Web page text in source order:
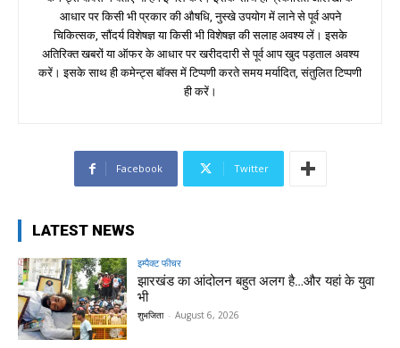
आधार पर किसी भी प्रकार की औषधि, नुस्खे उपयोग में लाने से पूर्व अपने
चिकित्सक, सौंदर्य विशेषज्ञ या किसी भी विशेषज्ञ की सलाह अवश्य लें। इसके
अतिरिक्त खबरों या ऑफर के आधार पर खरीददारी से पूर्व आप खुद पड़ताल अवश्य
करें। इसके साथ ही कमेन्ट्स बॉक्स में टिप्पणी करते समय मर्यादित, संतुलित टिप्पणी
ही करें।
Facebook Twitter
LATEST NEWS
इम्पैक्ट फीचर
झारखंड का आंदोलन बहुत अलग है…और यहां के युवा
भी
शुभजिता - August 6, 2026